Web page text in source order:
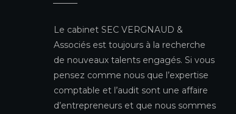
Le cabinet SEC VERGNAUD &
Associés est toujours à la recherche
de nouveaux talents engagés. Si vous
pensez comme nous que l’expertise
comptable et l’audit sont une affaire
d’entrepreneurs et que nous sommes